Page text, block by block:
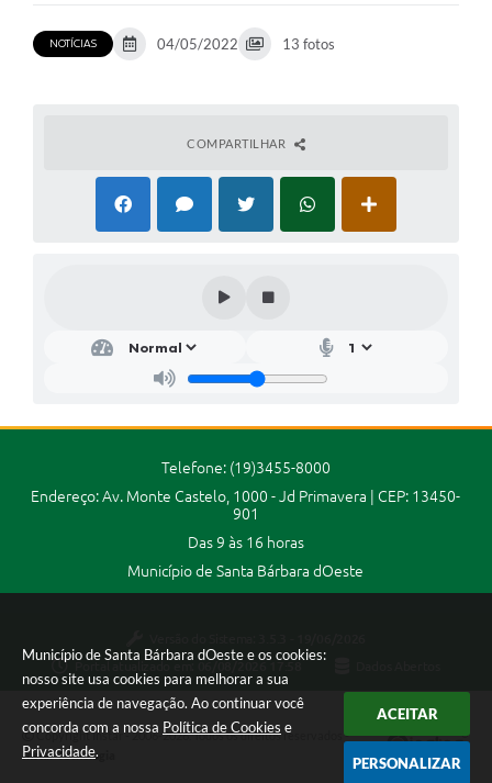
Município de Santa Bárbara dOeste e os cookies:
nosso site usa cookies para melhorar a sua
experiência de navegação. Ao continuar você
concorda com a nossa Política de Cookies e
Privacidade.
ACEITAR
PERSONALIZAR
Galeria de Fotos
Plano de Contratações Anuais
NOTÍCIAS 04/05/2022 13 fotos
COMPARTILHAR
Telefone: (19)3455-8000
Endereço: Av. Monte Castelo, 1000 - Jd Primavera | CEP: 13450-
901
Das 9 às 16 horas
Município de Santa Bárbara dOeste
Copyright Instar - 2006-2026. Todos os direitos reservados -
Instar Tecnologia